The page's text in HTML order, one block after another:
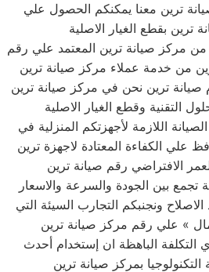
ترين معنا يمكنكم الحصول علي
ترين بقطع الغيار الاصلية
مركز صيانة ترين المعتمد علي رقم
من خدمة عملاء مركز صيانة ترين
صيانة ترين نحن في مركز صيانة ترين
التقنية وقطع الغيار الاصلية
اللازمة لأجهزتكم المنزلية في
علي الكفاءة المعتادة لاجهزة ترين
الافتراضي رقم صيانة ترين
بين الجودة والسرعة والاسعار
ونجنبكم التجارب السيئة التي
التكلفة الباهظة ان إستخدام أحدث
التكنولوجيا بمركز صيانة ترين